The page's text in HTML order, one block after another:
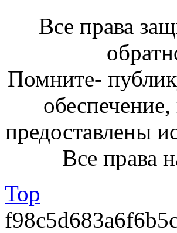
Все права
Помните-
предоставлены
Все права
Top